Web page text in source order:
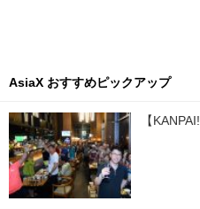
AsiaX おすすめピックアップ
【